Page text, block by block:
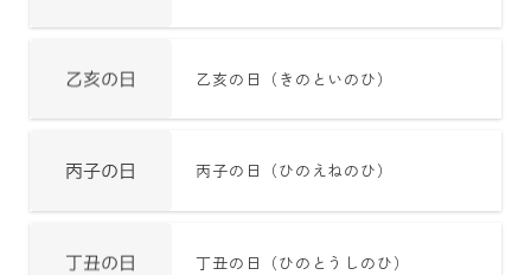
乙亥の日（きのといのひ）
丙子の日（ひのえねのひ）
丁丑の日（ひのとうしのひ）